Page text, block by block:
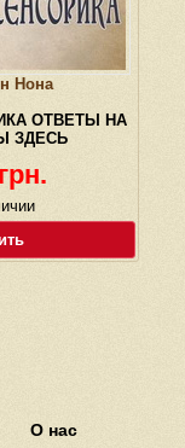
Нона
ОТВЕТЫ НА
ЗДЕСЬ
О нас